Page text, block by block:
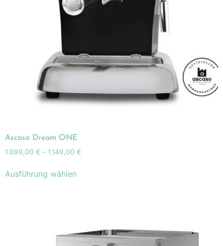
Ascaso Dream ONE
1.099,00 € – 1.149,00 €
Ausführung wählen